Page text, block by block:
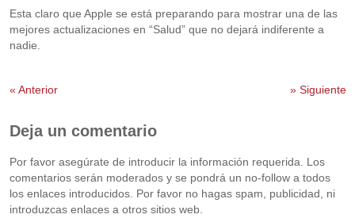
Esta claro que Apple se está preparando para mostrar una de las
mejores actualizaciones en “Salud” que no dejará indiferente a
nadie.
« Anterior »Siguiente
Deja un comentario
Por favor asegúrate de introducir la información requerida. Los
comentarios serán moderados y se pondrá un no-follow a todos
los enlaces introducidos. Por favor no hagas spam, publicidad, ni
introduzcas enlaces a otros sitios web.